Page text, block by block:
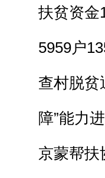
扶贫资金
5959户
查村脱贫
障”能力
京蒙帮扶